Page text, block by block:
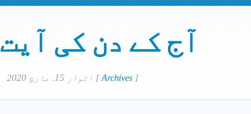
آج کے دن کی آیت
[Archives ]